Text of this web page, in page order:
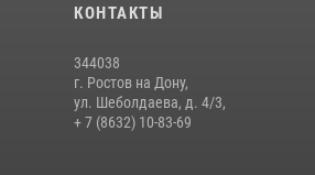
КОНТАКТЫ
344038
г. Ростов на Дону,
ул. Шеболдаева, д. 4/3,
+ 7 (8632) 10-83-69